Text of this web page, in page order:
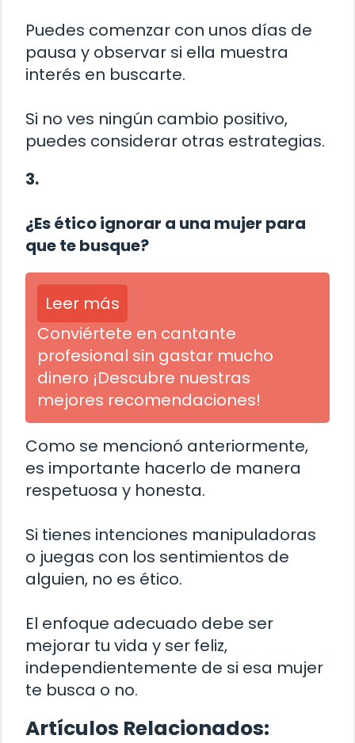
Puedes comenzar con unos días de
pausa y observar si ella muestra
interés en buscarte.
Si no ves ningún cambio positivo,
puedes considerar otras estrategias.
3.
¿Es ético ignorar a una mujer para
que te busque?
Leer más
Conviértete en cantante
profesional sin gastar mucho
dinero ¡Descubre nuestras
mejores recomendaciones!
Como se mencionó anteriormente,
es importante hacerlo de manera
respetuosa y honesta.
Si tienes intenciones manipuladoras
o juegas con los sentimientos de
alguien, no es ético.
El enfoque adecuado debe ser
mejorar tu vida y ser feliz,
independientemente de si esa mujer
te busca o no.
Artículos Relacionados: